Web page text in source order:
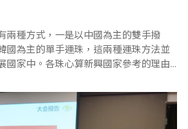
兩種方式，一是以中國為主的雙手撥
國為主的單手運珠，這兩種運珠方法並
國家中。各珠心算新興國家參考的理由
成為首要的依據。、三十年前隨著移民
家成為新的兒童才藝課程，當時是以日
手運珠來推動，有馬來西亞、新加..